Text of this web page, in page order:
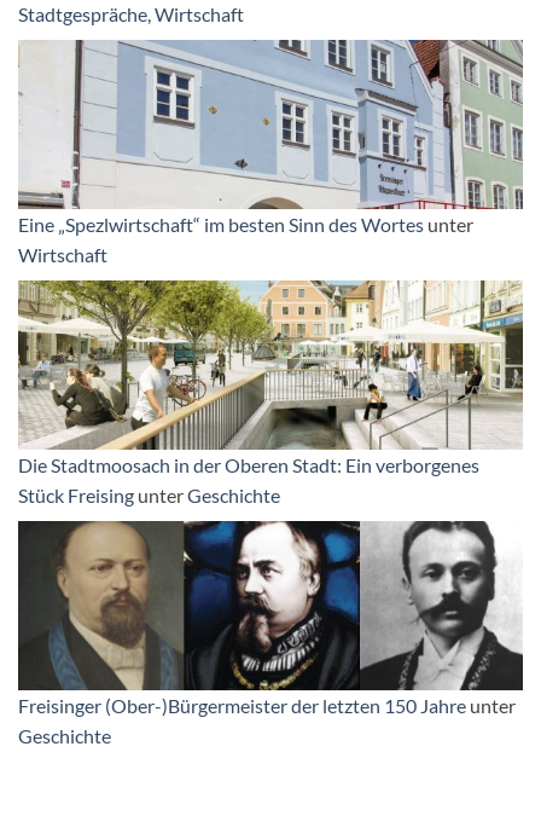
Stadtgespräche,Wirtschaft
Eine „Spezlwirtschaft“ im besten Sinn des Wortes unter
Wirtschaft
Die Stadtmoosach in der Oberen Stadt: Ein verborgenes
Stück Freising unterGeschichte
Freisinger (Ober-)Bürgermeister der letzten 150 Jahre unter
Geschichte